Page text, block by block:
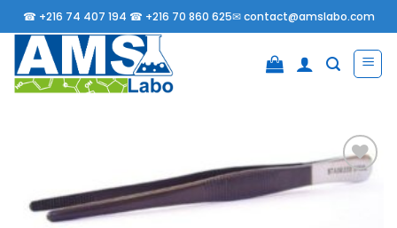
Passer
au
contenu
☎ +216 74 407 194 ☎ +216 70 860 625✉contact@amslabo.com